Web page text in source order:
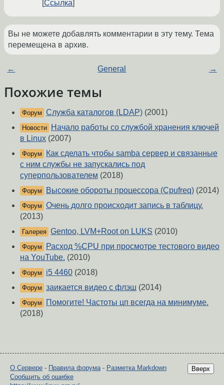
Ссылка
Вы не можете добавлять комментарии в эту тему. Тема
перемещена в архив.
← General →
Похожие темы
Форум Служба каталогов (LDAP) (2001)
Новости
Начало работы со службой хранения ключей
в Linux (2007)
Форум
Как сделать чтобы samba сервер и связанные
с ним службы не запускались под
суперпользователем (2018)
Форум Высокие обороты процессора (Cpufreq) (2014)
Форум Очень долго происходит запись в таблицу.
(2013)
Галерея Gentoo, LVM+Root on LUKS (2010)
Форум
Расход %CPU при просмотре тестового видео
на YouTube. (2010)
Форум i5 4460 (2018)
Форум заикается видео с флэш (2014)
Форум
Помогите! Частоты цп всегда на минимуме.
(2018)
Вверх
О Сервере - Правила форума- Разметка Markdown
Сообщить об ошибке